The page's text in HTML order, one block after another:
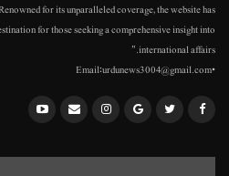
for its unparalleled coverage, the website has
for those seeking a comprehensive insight into
international affairs."
•Email:urdunews3004@gmail.com